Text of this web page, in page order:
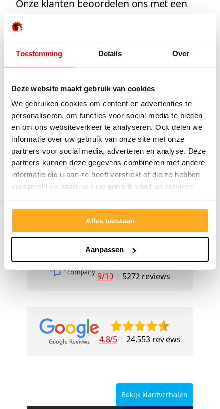
Toestemming Details Over
Deze website maakt gebruik van cookies
We gebruiken cookies om content en advertenties te
personaliseren, om functies voor social media te bieden
en om ons websiteverkeer te analyseren. Ook delen we
informatie over uw gebruik van onze site met onze
partners voor social media, adverteren en analyse. Deze
partners kunnen deze gegevens combineren met andere
informatie die u aan ze heeft verstrekt of die ze hebben
verzameld op basis van uw gebruik van hun services.
Alles toestaan
Aanpassen
Onze klanten beoordelen ons met een
Hester Schaap
5/5
Top geholpen en voor een mooie prijs
alles kunnen kopen wat ik wil. Heel
vriendelijk, meedenkend en
tegemoetkomend personeel! Bedankt!
denkt
voor
9/10 5272 reviews
4.8/5 24.553 reviews
Bekijk klantverhalen